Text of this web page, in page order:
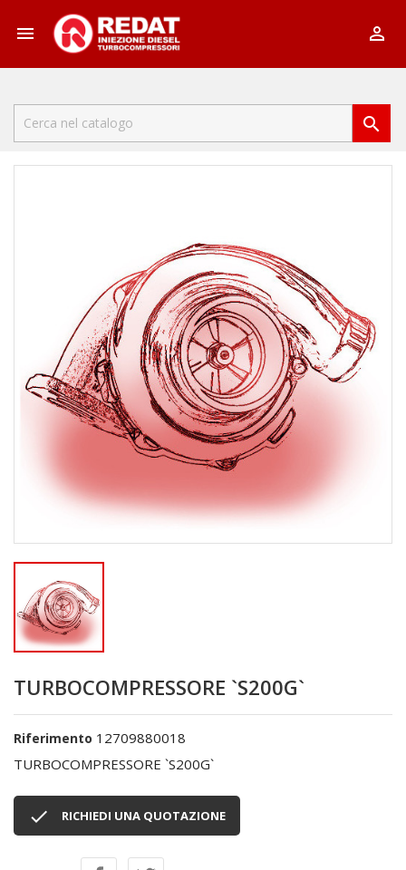
 

TURBOCOMPRESSORE `S200G`
Riferimento 12709880018
TURBOCOMPRESSORE `S200G`
 RICHIEDI UNA QUOTAZIONE